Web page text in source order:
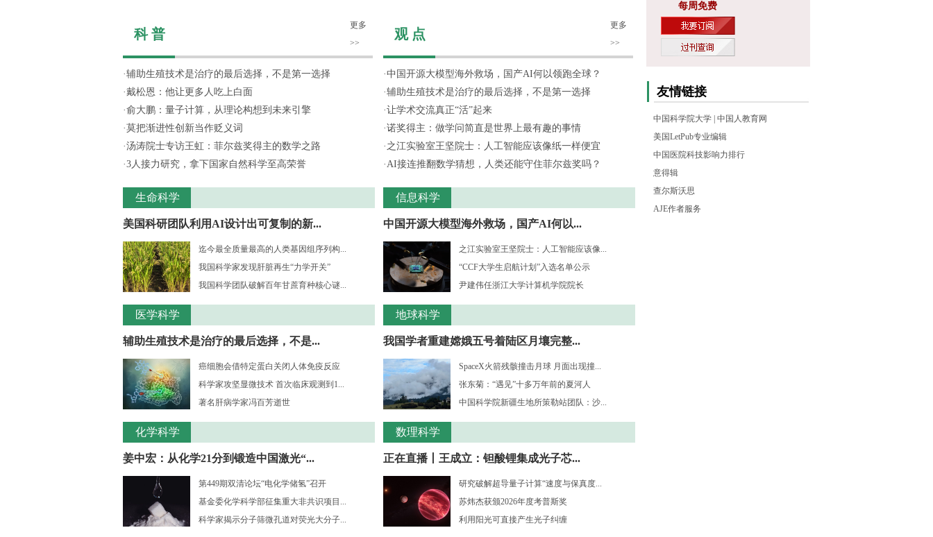
科 普
更多
>>
·辅助生殖技术是治疗的最后选择，不是第一选择
·戴松恩：他让更多人吃上白面
·俞大鹏：量子计算，从理论构想到未来引擎
·莫把渐进性创新当作贬义词
·汤涛院士专访王虹：菲尔兹奖得主的数学之路
·3人接力研究，拿下国家自然科学至高荣誉
生命科学
美国科研团队利用AI设计出可复制的新...
迄今最全质量最高的人类基因组序列构...
我国科学家发现肝脏再生“力学开关”
我国科学团队破解百年甘蔗育种核心谜...
医学科学
辅助生殖技术是治疗的最后选择，不是...
癌细胞会借特定蛋白关闭人体免疫反应
科学家攻坚显微技术 首次临床观测到1...
著名肝病学家冯百芳逝世
化学科学
姜中宏：从化学21分到锻造中国激光“...
第449期双清论坛“电化学储氢”召开
基金委化学科学部征集重大非共识项目...
科学家揭示分子筛微孔道对荧光大分子...
观 点
更多
>>
·中国开源大模型海外救场，国产AI何以领跑全球？
·辅助生殖技术是治疗的最后选择，不是第一选择
·让学术交流真正“活”起来
·诺奖得主：做学问简直是世界上最有趣的事情
· 之江实验室王坚院士：人工智能应该像纸一样便宜
·AI接连推翻数学猜想，人类还能守住菲尔兹奖吗？
信息科学
中国开源大模型海外救场，国产AI何以...
之江实验室王坚院士：人工智能应该像...
“CCF大学生启航计划”入选名单公示
尹建伟任浙江大学计算机学院院长
地球科学
我国学者重建嫦娥五号着陆区月壤完整...
SpaceX火箭残骸撞击月球 月面出现撞...
张东菊：“遇见”十多万年前的夏河人
中国科学院新疆生地所策勒站团队：沙...
数理科学
正在直播丨王成立：钽酸锂集成光子芯...
研究破解超导量子计算“速度与保真度...
苏炜杰获颁2026年度考普斯奖
利用阳光可直接产生光子纠缠
每周免费
友情链接
中国科学院大学 中国人教育网
美国LetPub专业编辑
中国医院科技影响力排行
意得辑
查尔斯沃思
AJE作者服务